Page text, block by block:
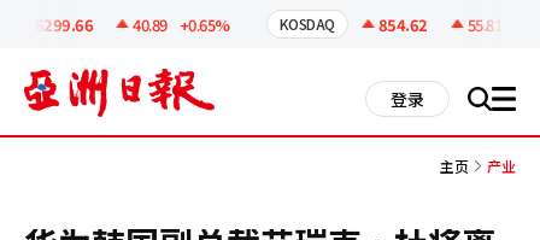
6299.66 40.89 +0.65% KOSDAQ 854.62 55.81
登录 搜 all
主页 产业